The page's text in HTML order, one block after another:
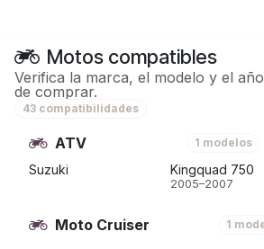
Motos compatibles
Verifica la marca, el modelo y el
de comprar.
43 compatibilidades
ATV 1 modelos
Suzuki Kingquad 750
2005–2007
Moto Cruiser 1